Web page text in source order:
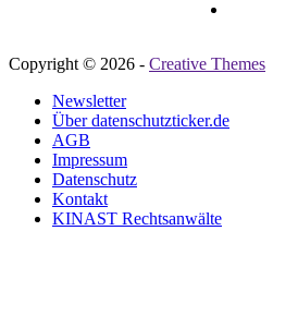
Copyright © 2026 - Creative Themes
Newsletter
Über datenschutzticker.de
AGB
Impressum
Datenschutz
Kontakt
KINAST Rechtsanwälte